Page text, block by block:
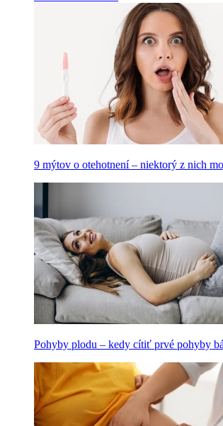
9 mýtov o otehotnení – niektorý z nich
Pohyby plodu – kedy cítiť prvé pohyby